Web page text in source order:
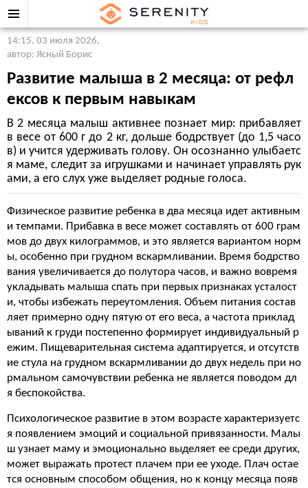
14:15, 03 июля 2026,
автор: Ясный Борис
Развитие малыша в 2 месяца: от рефл
ексов к первым навыкам
В 2 месяца малыш активнее познает мир: прибавляет
в весе от 600 г до 2 кг, дольше бодрствует (до 1,5 часо
в) и учится удерживать голову. Он осознанно улыбаетс
я маме, следит за игрушками и начинает управлять рук
ами, а его слух уже выделяет родные голоса.
Физическое развитие ребенка в два месяца идет активным
и темпами. Прибавка в весе может составлять от 600 грам
мов до двух килограммов, и это является вариантом норм
ы, особенно при грудном вскармливании. Время бодрство
вания увеличивается до полутора часов, и важно вовремя
укладывать малыша спать при первых признаках усталост
и, чтобы избежать переутомления. Объем питания состав
ляет примерно одну пятую от его веса, а частота приклад
ываний к груди постепенно формирует индивидуальный р
ежим. Пищеварительная система адаптируется, и отсутств
ие стула на грудном вскармливании до двух недель при но
рмальном самочувствии ребенка не является поводом дл
я беспокойства.
Психологическое развитие в этом возрасте характеризуетс
я появлением эмоций и социальной привязанности. Малы
ш узнает маму и эмоционально выделяет ее среди других,
может выражать протест плачем при ее уходе. Плач остае
тся основным способом общения, но к концу месяца появ